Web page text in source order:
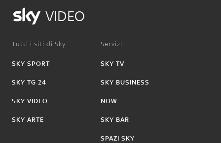
VIDEO
Tutti i siti di Sky:
SKY SPORT
SKY TG 24
SKY VIDEO
SKY ARTE
Servizi:
SKY TV
SKY BUSINESS
NOW
SKY BAR
SPAZI SKY